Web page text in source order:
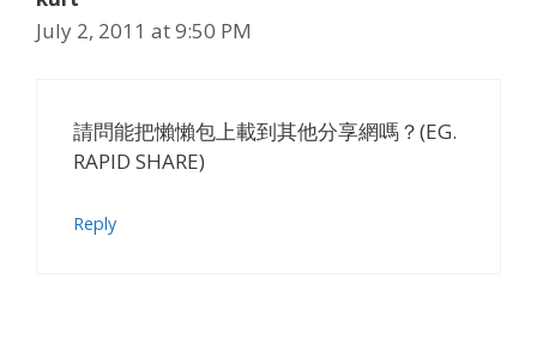
July 2, 2011 at 9:50 PM
請問能把懶懶包上載到其他分享網嗎？(EG.
RAPID SHARE)
Reply